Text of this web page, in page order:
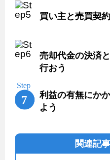
買い主と売買契
売却代金の決済
行おう
利益の有無にか
よう
関連記